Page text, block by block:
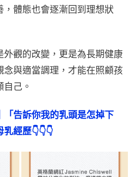
，體態也會逐漸回到理想狀
外觀的改變，更是為長期健康
念與適當調理，才能在照顧孩
己。
「告訴你我的乳頭是怎掉下
經歷👇👇👇